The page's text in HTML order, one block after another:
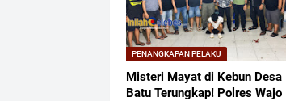
PENANGKAPAN PELAKU
Misteri Mayat di Kebun Desa
Batu Terungkap! Polres Wajo